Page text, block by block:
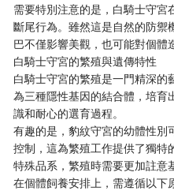
需要特別注意的是，白騎士守
斷尾行為。雖然這是自然的防禦
巴不僅影響美觀，也可能對個體
白騎士守宮的繁殖與遺傳特性
白騎士守宮的繁殖是一門精深
為三種隱性基因的結合體，培育
識和耐心的選育過程。
有趣的是，豹紋守宮的幼體性別
控制，這為繁殖工作提供了獨特
特殊品系，繁殖時需要更加註意
在個體飼養安排上，需遵循以下